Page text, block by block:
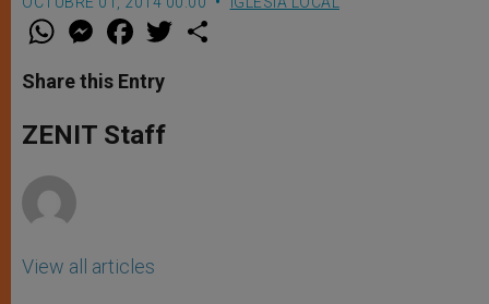
W
t
s
p
p
M
e
s
e
g
e
F
a
e
b
o
k
w
Share this Entry
ZENIT Staff
View all articles